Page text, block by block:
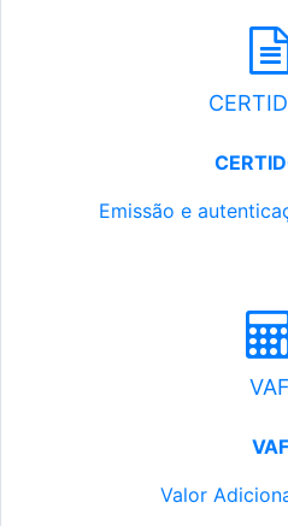
Emissão e
VAF
VAF
Valor